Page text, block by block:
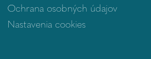
Ochrana osobných údajov
Nastavenia cookies